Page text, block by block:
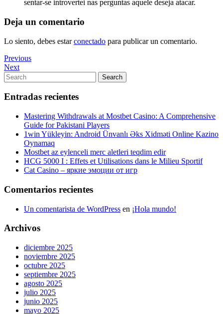
sentar-se introvertei nas perguntas aquele deseja atacar.
Deja un comentario
Lo siento, debes estarconectado para publicar un comentario.
Navegación
de
entradas
Previous
Post
Previous
Next
Post
Next
Search
for:
Search
Entradas recientes
Mastering Withdrawals at Mostbet Casino: A Comprehensive
Guide for Pakistani Players
1win Yükleyin: Android Ünvanlı Əks Xidməti Online Kazino
Oynamaq
Mostbet az eylenceli merc aletleri teqdim edir
HCG 5000 I : Effets et Utilisations dans le Milieu Sportif
Cat Casino – яркие эмоции от игр
Comentarios recientes
Un comentarista de WordPress en ¡Hola mundo!
Archivos
diciembre 2025
noviembre 2025
octubre 2025
septiembre 2025
agosto 2025
julio 2025
junio 2025
mayo 2025